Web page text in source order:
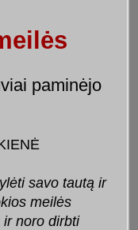
paminėjo
savo tautą ir
meilės
noro dirbti